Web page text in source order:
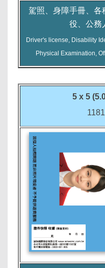
駕照、身障手冊、各
役、公務
Driver's license, Disability
Physical Examination,
5 x 5